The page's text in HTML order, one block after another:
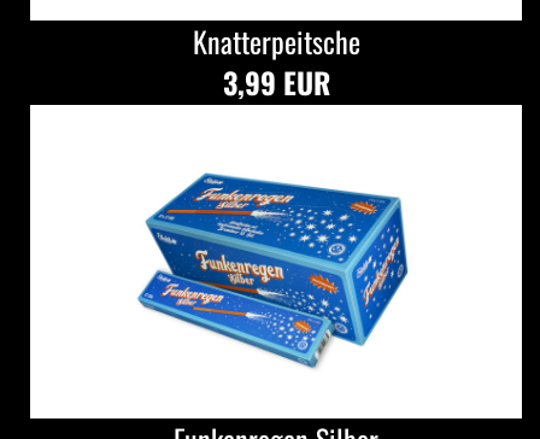
Knatterpeitsche
3,99 EUR